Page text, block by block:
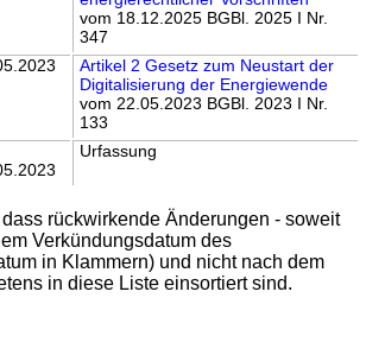
vom 18.12.2025 BGBl. 2025 I Nr.
347
Artikel 2 Gesetz zum Neustart der
Digitalisierung der Energiewende
vom 22.05.2023 BGBl. 2023 I Nr.
133
Urfassung
rückwirkende Änderungen - soweit
Verkündungsdatum des
in Klammern) und nicht nach dem
in diese Liste einsortiert sind.